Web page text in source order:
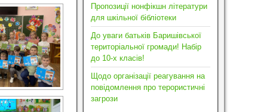
Пропозиції нонфікшн літератури
для шкільної бібліотеки
До уваги батьків Баришівської
територіальної громади! Набір
до 10-х класів!
Щодо організації реагування на
повідомлення про терористичні
загрози